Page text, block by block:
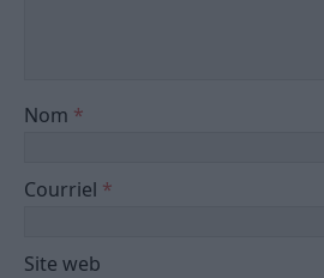
Nom *
Courriel *
Site web